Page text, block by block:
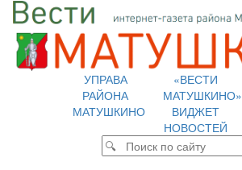
УПРАВА
РАЙОНА
МАТУШКИНО
«ВЕСТИ
МАТУШКИНО»
ВИДЖЕТ
НОВОСТЕЙ